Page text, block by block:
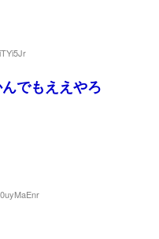
でもええやろ